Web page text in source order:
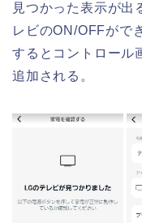
見つかった表示が出
レビのON/OFFがで
するとコントロール
追加される。